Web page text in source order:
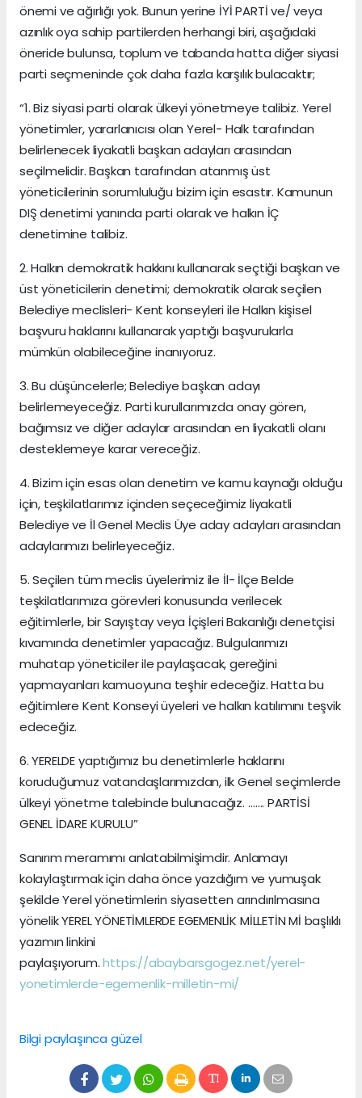
önemi ve ağırlığı yok. Bunun yerine İYİ PARTİ ve/ veya
azınlık oya sahip partilerden herhangi biri, aşağıdaki
öneride bulunsa, toplum ve tabanda hatta diğer siyasi
parti seçmeninde çok daha fazla karşılık bulacaktır;
“1. Biz siyasi parti olarak ülkeyi yönetmeye talibiz. Yerel
yönetimler, yararlanıcısı olan Yerel- Halk tarafından
belirlenecek liyakatli başkan adayları arasından
seçilmelidir. Başkan tarafından atanmış üst
yöneticilerinin sorumluluğu bizim için esastır. Kamunun
DIŞ denetimi yanında parti olarak ve halkın İÇ
denetimine talibiz.
2. Halkın demokratik hakkını kullanarak seçtiği başkan ve
üst yöneticilerin denetimi; demokratik olarak seçilen
Belediye meclisleri- Kent konseyleri ile Halkın kişisel
başvuru haklarını kullanarak yaptığı başvurularla
mümkün olabileceğine inanıyoruz.
3. Bu düşüncelerle; Belediye başkan adayı
belirlemeyeceğiz. Parti kurullarımızda onay gören,
bağımsız ve diğer adaylar arasından en liyakatli olanı
desteklemeye karar vereceğiz.
4. Bizim için esas olan denetim ve kamu kaynağı olduğu
için, teşkilatlarımız içinden seçeceğimiz liyakatli
Belediye ve İl Genel Meclis Üye aday adayları arasından
adaylarımızı belirleyeceğiz.
5. Seçilen tüm meclis üyelerimiz ile İl- İlçe Belde
teşkilatlarımıza görevleri konusunda verilecek
eğitimlerle, bir Sayıştay veya İçişleri Bakanlığı denetçisi
kıvamında denetimler yapacağız. Bulgularımızı
muhatap yöneticiler ile paylaşacak, gereğini
yapmayanları kamuoyuna teşhir edeceğiz. Hatta bu
eğitimlere Kent Konseyi üyeleri ve halkın katılımını teşvik
edeceğiz.
6. YERELDE yaptığımız bu denetimlerle haklarını
koruduğumuz vatandaşlarımızdan, ilk Genel seçimlerde
ülkeyi yönetme talebinde bulunacağız. ……. PARTİSİ
GENEL İDARE KURULU”
Sanırım meramımı anlatabilmişimdir. Anlamayı
kolaylaştırmak için daha önce yazdığım ve yumuşak
şekilde Yerel yönetimlerin siyasetten arındırılmasına
yönelik YEREL YÖNETİMLERDE EGEMENLİK MİLLETİN Mİ başlıklı
yazımın linkini
paylaşıyorum.https://abaybarsgogez.net/yerel-
yonetimlerde-egemenlik-milletin-mi/
Bilgi paylaşınca güzel